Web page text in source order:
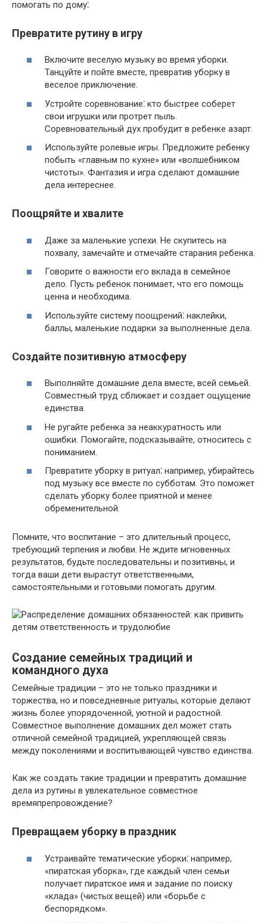
помогать по дому⁚
Превратите рутину в игру
Включите веселую музыку во время уборки.​
Танцуйте и пойте вместе, превратив уборку в
веселое приключение.​
Устройте соревнование⁚ кто быстрее соберет
свои игрушки или протрет пыль.
Соревновательный дух пробудит в ребенке азарт.
Используйте ролевые игры.​ Предложите ребенку
побыть «главным по кухне» или «волшебником
чистоты».​ Фантазия и игра сделают домашние
дела интереснее.​
Поощряйте и хвалите
Даже за маленькие успехи.​ Не скупитесь на
похвалу, замечайте и отмечайте старания ребенка.​
Говорите о важности его вклада в семейное
дело.​ Пусть ребенок понимает, что его помощь
ценна и необходима.​
Используйте систему поощрений⁚ наклейки,
баллы, маленькие подарки за выполненные дела.​
Создайте позитивную атмосферу
Выполняйте домашние дела вместе, всей семьей.​
Совместный труд сближает и создает ощущение
единства.​
Не ругайте ребенка за неаккуратность или
ошибки.​ Помогайте, подсказывайте, относитесь с
пониманием.
Превратите уборку в ритуал⁚ например, убирайтесь
под музыку все вместе по субботам.​ Это поможет
сделать уборку более приятной и менее
обременительной.​
Помните, что воспитание – это длительный процесс,
требующий терпения и любви.​ Не ждите мгновенных
результатов, будьте последовательны и позитивны, и
тогда ваши дети вырастут ответственными,
самостоятельными и готовыми помогать другим.​
Создание семейных традиций и
командного духа
Семейные традиции – это не только праздники и
торжества, но и повседневные ритуалы, которые делают
жизнь более упорядоченной, уютной и радостной.​
Совместное выполнение домашних дел может стать
отличной семейной традицией, укрепляющей связь
между поколениями и воспитывающей чувство единства.​
Как же создать такие традиции и превратить домашние
дела из рутины в увлекательное совместное
времяпрепровождение?​
Превращаем уборку в праздник
Устраивайте тематические уборки⁚ например,
«пиратская уборка», где каждый член семьи
получает пиратское имя и задание по поиску
«клада» (чистых вещей) или «борьбе с
беспорядком».